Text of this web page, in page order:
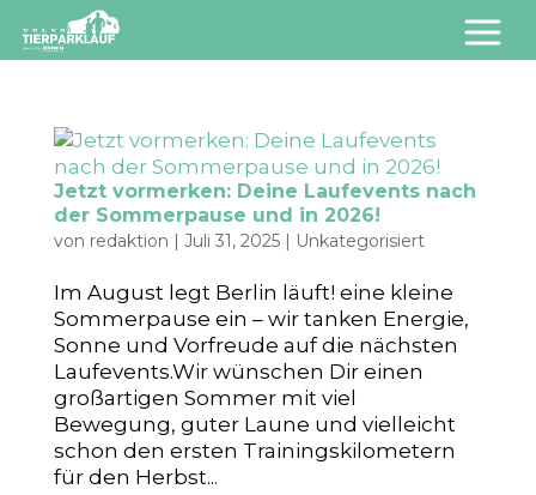
Jetzt vormerken: Deine Laufevents nach
der Sommerpause und in 2026!
von redaktion | Juli 31, 2025| Unkategorisiert
Im August legt Berlin läuft! eine kleine
Sommerpause ein – wir tanken Energie,
Sonne und Vorfreude auf die nächsten
Laufevents.Wir wünschen Dir einen
großartigen Sommer mit viel
Bewegung, guter Laune und vielleicht
schon den ersten Trainingskilometern
für den Herbst...